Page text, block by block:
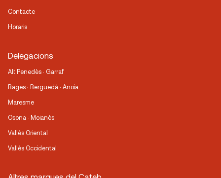
Contacte
Horaris
Delegacions
Alt Penedès · Garraf
Bages · Berguedà · Anoia
Maresme
Osona · Moianès
Vallès Oriental
Vallès Occidental